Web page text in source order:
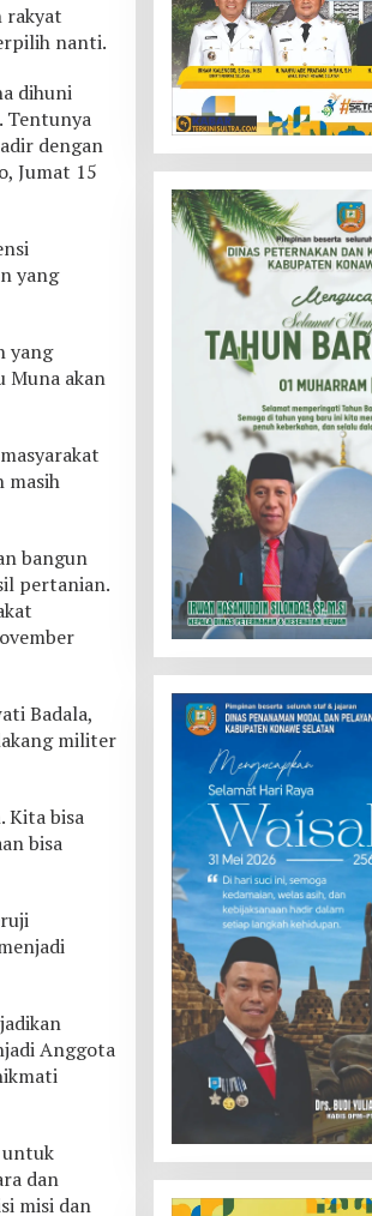
rakyat
nanti.
dihuni
Tentunya
dengan
Jumat 15
yang
yang
Muna akan
masih
bangun
pertanian.
Badala,
militer
Kita bisa
bisa
Anggota
untuk
dan
misi dan